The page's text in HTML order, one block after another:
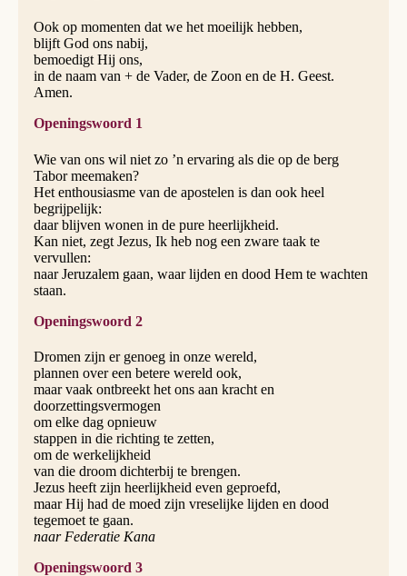
Ook op momenten dat we het moeilijk hebben,
blijft God ons nabij,
bemoedigt Hij ons,
in de naam van + de Vader, de Zoon en de H. Geest.
Amen.
Openingswoord 1
Wie van ons wil niet zo ’n ervaring als die op de berg
Tabor meemaken?
Het enthousiasme van de apostelen is dan ook heel
begrijpelijk:
daar blijven wonen in de pure heerlijkheid.
Kan niet, zegt Jezus, Ik heb nog een zware taak te
vervullen:
naar Jeruzalem gaan, waar lijden en dood Hem te wachten
staan.
Openingswoord 2
Dromen zijn er genoeg in onze wereld,
plannen over een betere wereld ook,
maar vaak ontbreekt het ons aan kracht en
doorzettingsvermogen
om elke dag opnieuw
stappen in die richting te zetten,
om de werkelijkheid
van die droom dichterbij te brengen.
Jezus heeft zijn heerlijkheid even geproefd,
maar Hij had de moed zijn vreselijke lijden en dood
tegemoet te gaan.
naar Federatie Kana
Openingswoord 3